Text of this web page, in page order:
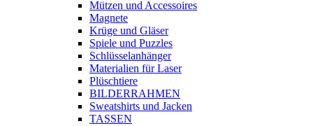
Mützen und Accessoires
Magnete
Krüge und Gläser
Spiele und Puzzles
Schlüsselanhänger
Materialien für Laser
Plüschtiere
BILDERRAHMEN
Sweatshirts und Jacken
TASSEN